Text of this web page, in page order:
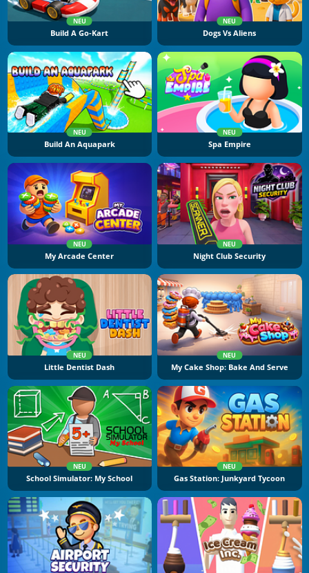
NEU
Build A Go-Kart
NEU
Dogs Vs Aliens
NEU
Build An Aquapark
NEU
Spa Empire
NEU
My Arcade Center
NEU
Night Club Security
NEU
Little Dentist Dash
NEU
My Cake Shop: Bake And Serve
NEU
School Simulator: My School
NEU
Gas Station: Junkyard Tycoon